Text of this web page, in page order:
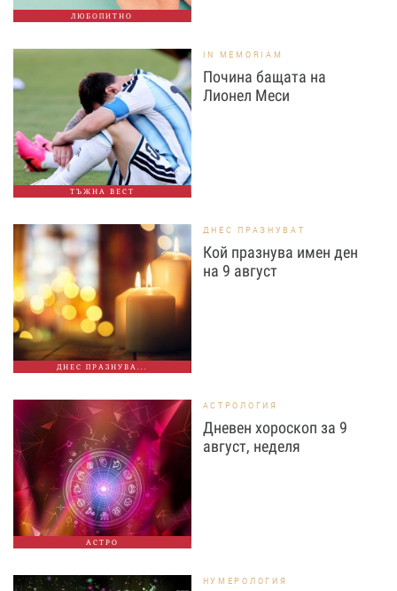
ЛЮБОПИТНО
ТЪЖНА ВЕСТ
IN MEMORIAM
Почина бащата на
Лионел Меси
ДНЕС ПРАЗНУВА...
ДНЕС ПРАЗНУВАТ
Кой празнува имен ден
на 9 август
АСТРО
АСТРОЛОГИЯ
Дневен хороскоп за 9
август, неделя
НУМЕРОЛОГИЯ